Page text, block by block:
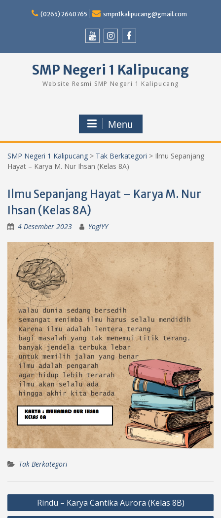
(0265) 2640765 smpn1kalipucang@gmail.com
SMP Negeri 1 Kalipucang
Website Resmi SMP Negeri 1 Kalipucang
Menu
SMP Negeri 1 Kalipucang > Tak Berkategori > Ilmu Sepanjang
Hayat – Karya M. Nur Ihsan (Kelas 8A)
Ilmu Sepanjang Hayat – Karya M. Nur
Ihsan (Kelas 8A)
4 Desember 2023 YogiYY
Tak Berkategori
Navigasi
pos
Rindu – Karya Cantika Aurora (Kelas 8B)